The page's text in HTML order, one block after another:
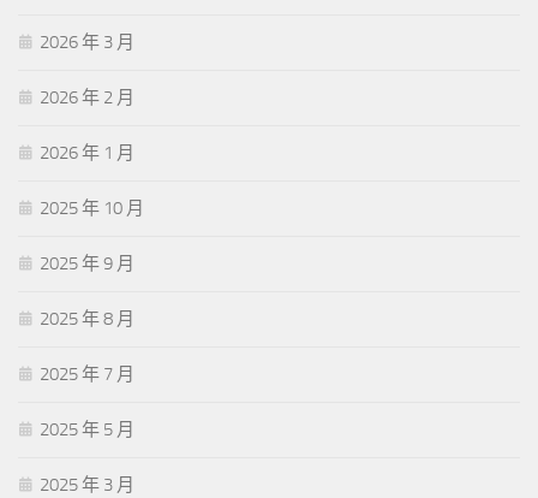
2026 年 3 月
2026 年 2 月
2026 年 1 月
2025 年 10 月
2025 年 9 月
2025 年 8 月
2025 年 7 月
2025 年 5 月
2025 年 3 月